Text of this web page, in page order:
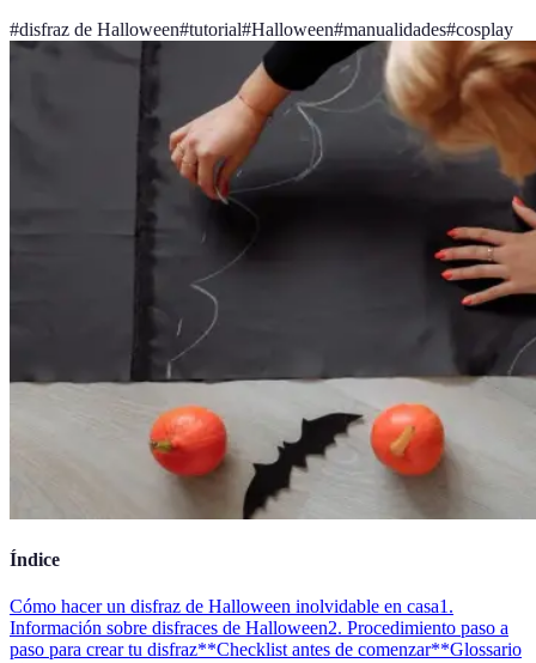
#disfraz de Halloween#tutorial#Halloween#manualidades#cosplay
Índice
Cómo hacer un disfraz de Halloween inolvidable en casa1.
Información sobre disfraces de Halloween2. Procedimiento paso a
paso para crear tu disfraz**Checklist antes de comenzar**Glossario